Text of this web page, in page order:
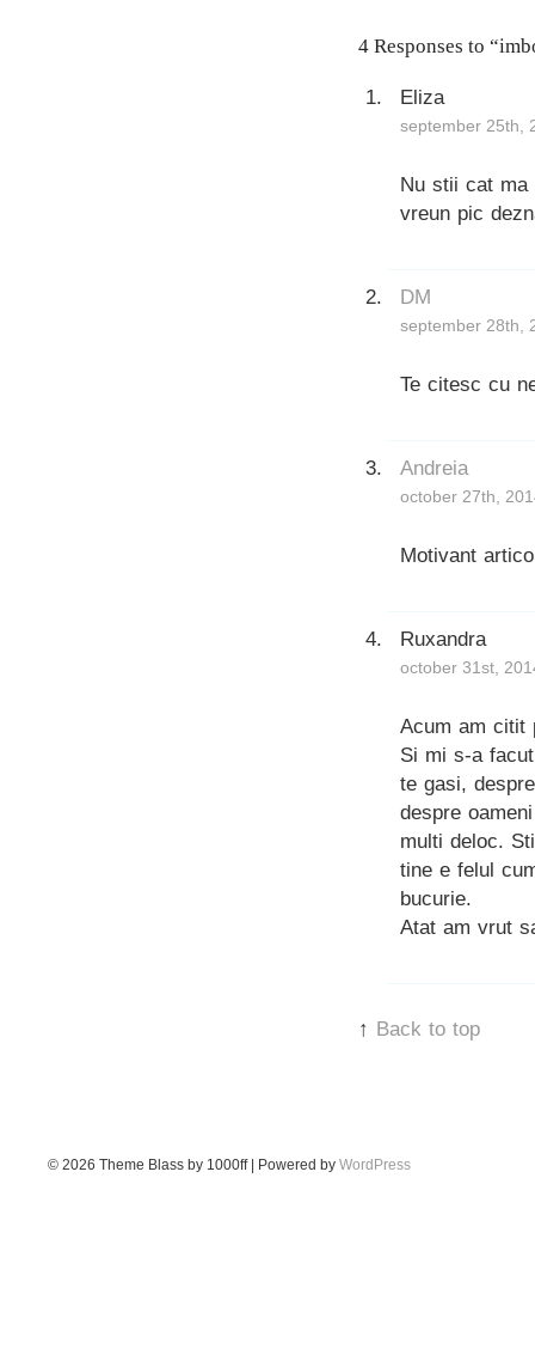
4 Responses to
Eliza
september 25th,
Nu stii cat ma
vreun pic
DM
september 28th,
Te citesc cu
Andreia
october 27th,
Motivant
Ruxandra
october 31st,
Acum am citit
Si mi s-a
te gasi,
despre
multi deloc.
tine e felul
bucurie.
Atat am vrut
↑ Back to top
© 2026 Theme Blass by 1000ff | Powered by WordPress